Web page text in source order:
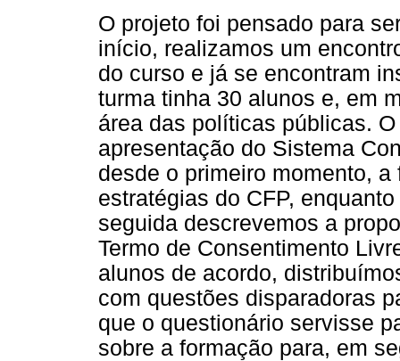
O projeto foi pensado para
início, realizamos um
do curso e já se encontram
turma tinha 30 alunos e, em
área das políticas públicas.
apresentação do Sistema
desde o primeiro momento,
estratégias do CFP,
seguida descrevemos a
Termo de Consentimento
alunos de acordo,
com questões disparadoras
que o questionário servisse
sobre a formação para, em